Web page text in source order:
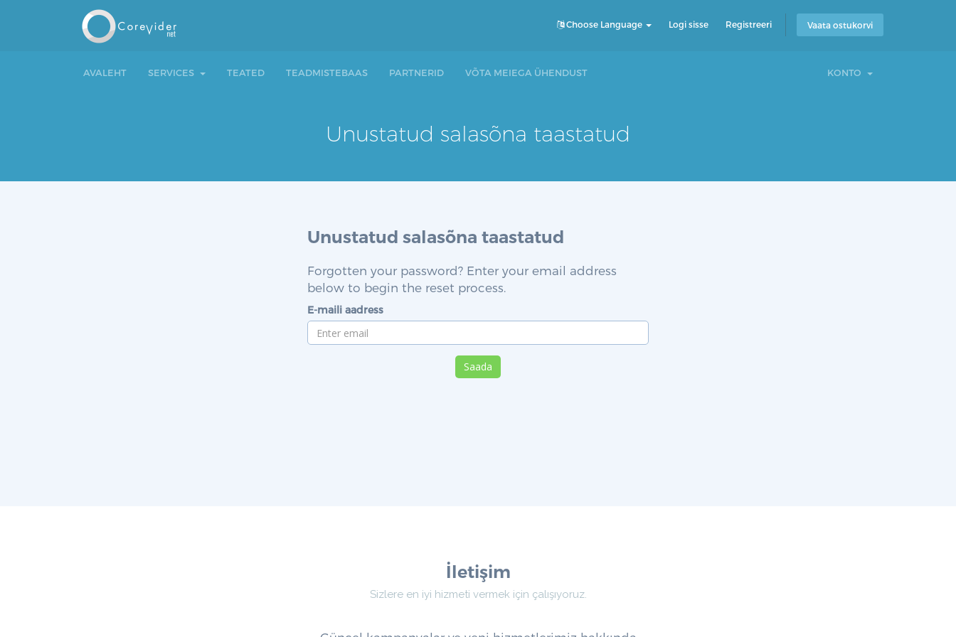
Choose Language Logi sisse Registreeri Vaata ostukorvi
AVALEHT SERVICES TEATED TEADMISTEBAAS PARTNERID VÕTA MEIEGA ÜHENDUST KONTO
Unustatud salasõna taastatud
Unustatud salasõna taastatud
Forgotten your password? Enter your email address
below to begin the reset process.
E-maili aadress
Saada
İletişim
Sizlere en iyi hizmeti vermek için çalışıyoruz.